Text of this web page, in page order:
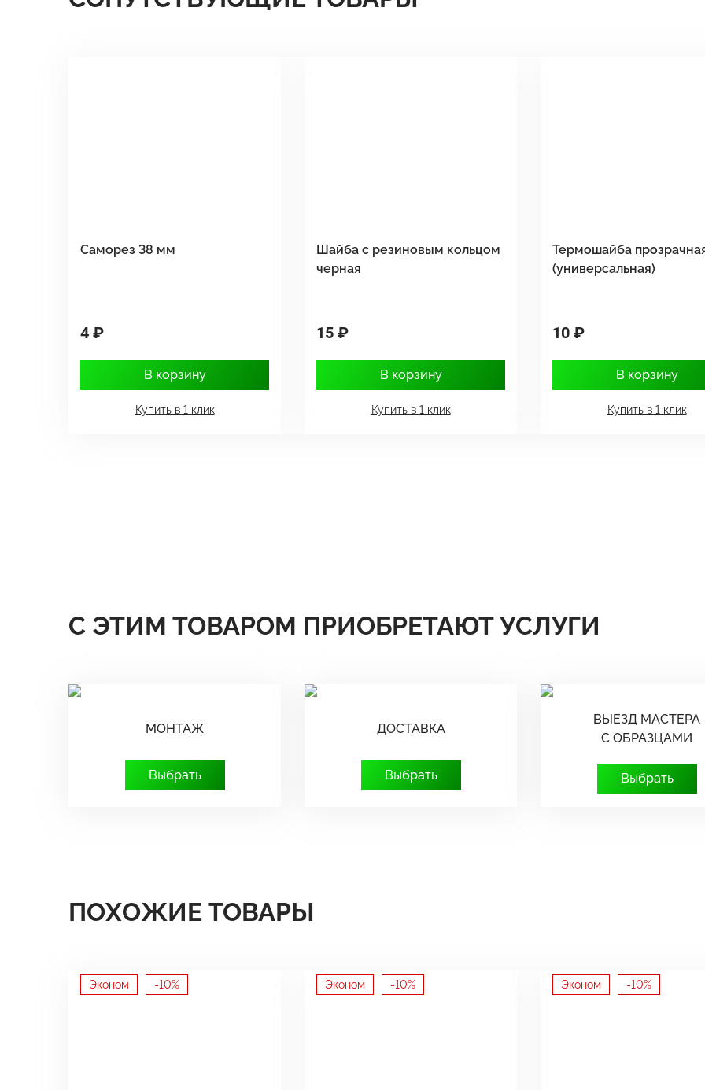
Саморез 38 мм
4 ₽
В корзину
Купить в 1 клик
Шайба с резиновым кольцом
черная
15 ₽
В корзину
Купить в 1 клик
Термошайба
(универсальная)
10 ₽
В корзину
Купить в 1 клик
С ЭТИМ ТОВАРОМ ПРИОБРЕТАЮТ УСЛУГИ
МОНТАЖ
Выбрать
ДОСТАВКА
Выбрать
ВЫЕЗД МАСТЕРА
С ОБРАЗЦАМИ
Выбрать
ПОХОЖИЕ ТОВАРЫ
Эконом -10% Эконом -10% Эконом -10%